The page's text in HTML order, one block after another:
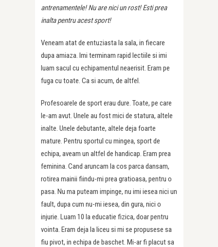
antrenamentele! Nu are nici un rost! Esti prea
inalta pentru acest sport!
Veneam atat de entuziasta la sala, in fiecare
dupa amiaza. Imi terminam rapid lectiile si imi
luam sacul cu echipamentul neaerisit. Eram pe
fuga cu toate. Ca si acum, de altfel.
Profesoarele de sport erau dure. Toate, pe care
le-am avut. Unele au fost mici de statura, altele
inalte. Unele debutante, altele deja foarte
mature. Pentru sportul cu mingea, sport de
echipa, aveam un altfel de handicap. Eram prea
feminina. Cand aruncam la cos parca dansam,
rotirea mainii fiindu-mi prea gratioasa, pentru o
pasa. Nu ma puteam impinge, nu imi iesea nici un
fault, dupa cum nu-mi iesea, din gura, nici o
injurie. Luam 10 la educatie fizica, doar pentru
vointa. Eram deja la liceu si mi se propusese sa
fiu pivot, in echipa de baschet. Mi-ar fi placut sa